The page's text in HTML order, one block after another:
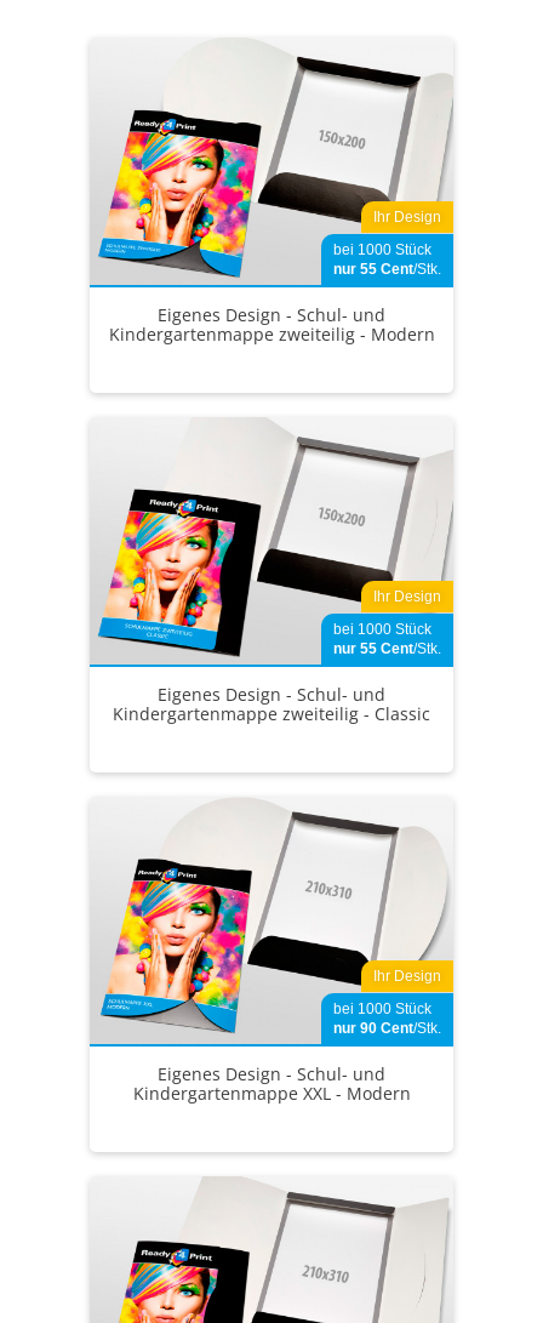
Ihr Design
bei 1000 Stück
nur 55 Cent/Stk.
Eigenes Design - Schul- und
Kindergartenmappe zweiteilig - Modern
Ihr Design
bei 1000 Stück
nur 55 Cent/Stk.
Eigenes Design - Schul- und
Kindergartenmappe zweiteilig - Classic
Ihr Design
bei 1000 Stück
nur 90 Cent/Stk.
Eigenes Design - Schul- und
Kindergartenmappe XXL - Modern